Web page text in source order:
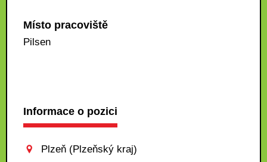
Místo pracoviště
Pilsen
Informace o pozici
Plzeň (Plzeňský kraj)